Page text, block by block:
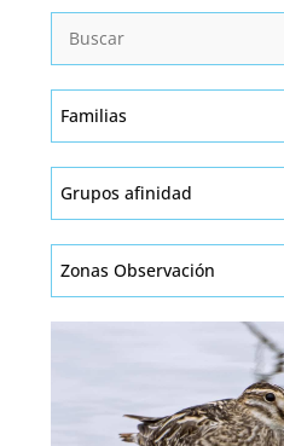
Familias
Grupos afinidad
Zonas Observación